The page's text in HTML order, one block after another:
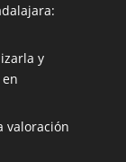
y
valoración